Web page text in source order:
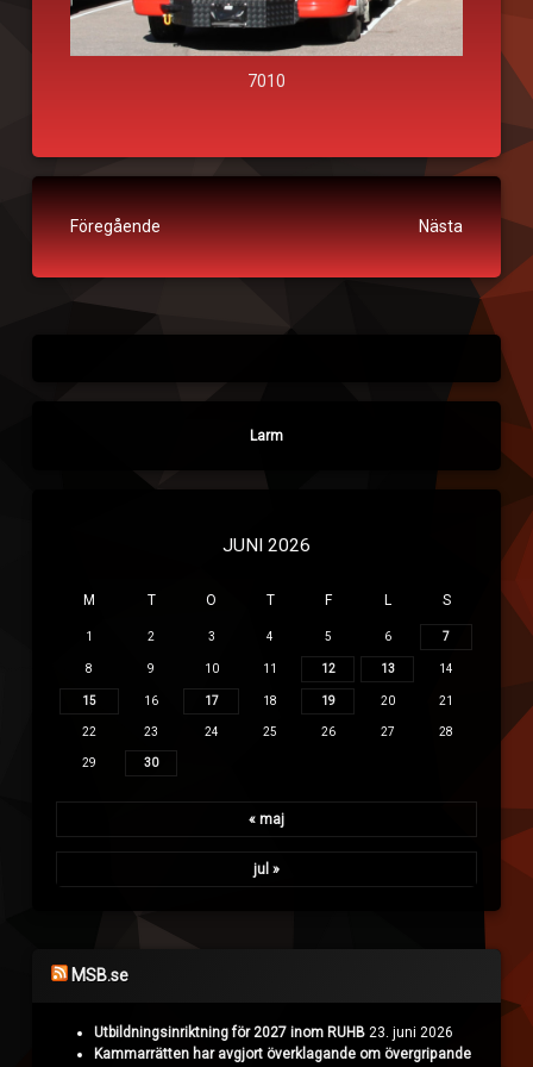
7010
Fortsätt läsa
Föregående Nästa
Larm
JUNI 2026
M T O T F L S
1 2 3 4 5 6 7
8 9 10 11 12 13 14
15 16 17 18 19 20 21
22 23 24 25 26 27 28
29 30
« maj
jul »
MSB.se
Utbildningsinriktning för 2027 inom RUHB 23. juni 2026
Kammarrätten har avgjort överklagande om övergripande